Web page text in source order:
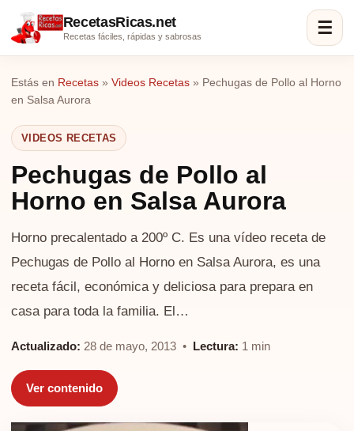
RecetasRicas.net
Recetas fáciles, rápidas y sabrosas ☰
Estás en Recetas » Videos Recetas » Pechugas de Pollo al Horno
en Salsa Aurora
VIDEOS RECETAS
Pechugas de Pollo al
Horno en Salsa Aurora
Horno precalentado a 200º C. Es una vídeo receta de
Pechugas de Pollo al Horno en Salsa Aurora, es una
receta fácil, económica y deliciosa para prepara en
casa para toda la familia. El…
Actualizado: 28 de mayo, 2013 • Lectura: 1 min
Ver contenido